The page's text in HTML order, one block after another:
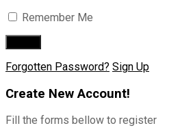
Remember Me
Forgotten Password? Sign Up
Create New Account!
Fill the forms bellow to register